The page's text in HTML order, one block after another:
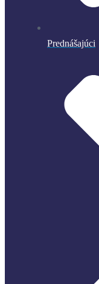
Prednášajúci